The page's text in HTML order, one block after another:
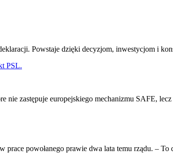
Powstaje dzięki decyzjom, inwestycjom i
PSL.
nie zastępuje europejskiego mechanizmu SAFE,
prace powołanego prawie dwa lata temu rządu. –